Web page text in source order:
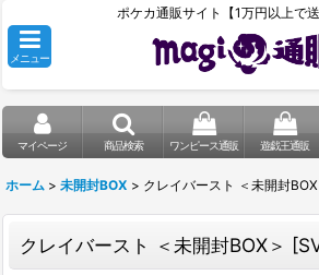
ポケカ通販サイト【1万円以上で送
メニュー
マイページ 商品検索 ワンピース通販 遊戯王通販
ホーム > 未開封BOX > クレイバースト ＜未開封
クレイバースト ＜未開封BOX＞